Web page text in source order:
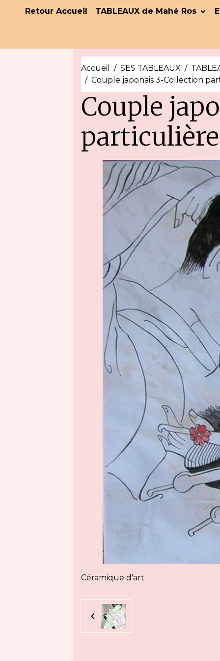
Retour Accueil TABLEAUX de Mahé Ros
Accueil SES TABLEAUX
Couple japonais 3-Collection
Couple
particulière
Céramique d'art